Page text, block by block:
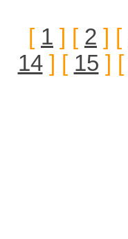
[ 1 ] [ 2 ] [
14] [ 15 ] [